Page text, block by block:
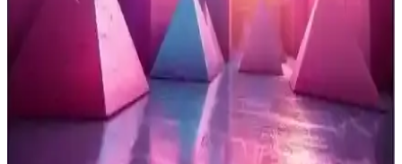
Televizyon dizilerinde oyuncuların kazançları, sektörün dinamikleri
ve popülerliğe göre değişiklik gösterir. Güncel ücretler ve trendler
hakkında detaylı bilgi içerir.
Samsung 55CU7000 ve 65U8000F Karşılaştırması:
Ekran Boyutu ve Özellikler Analizi
İki Samsung televizyon modeli olan 55CU7000 ve 65U8000F'in
ekran, çözünürlük, ses, bağlantı ve akıllı özellikleri detaylı